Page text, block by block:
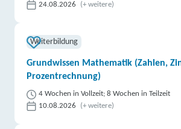
weitere Informationen
Kolping-Holding-gGmbH Bamberg |
weitere Informationen
Lernstudio Barbarossa / MegaKids
GmbH | Maximilianstraße 16, 95444
24.08.2026
(+ weitere)
Weiterbildung
Grundwissen Mathematik (Zahlen,
Prozentrechnung)
4 Wochen in Vollzeit; 8 Wochen in Teilzeit
10.08.2026
(+ weitere)